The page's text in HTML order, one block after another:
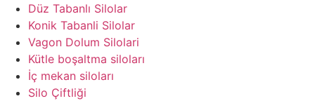
Düz Tabanlı Silolar
Konik Tabanli Silolar
Vagon Dolum Silolari
Kütle boşaltma siloları
İç mekan siloları
Silo Çiftliği